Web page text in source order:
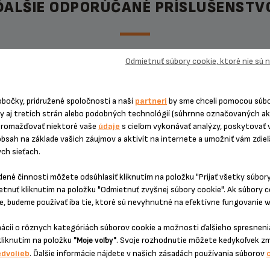
ODPORÚČANÉ
uz viac nieje k dispozícií
Presná suma bez
prekvapení! O 6 mesiacov dlhšia
pridružené spoločnosti a naši partneri by sme chceli pomocou
aj tretích strán alebo podobných technológií (súhrnne označovaných
niektoré vaše údaje s cieľom vykonávať analýzy, poskytovať
na základe vašich záujmov a aktivít na internete a umožniť vám
sieťach.
činnosti môžete odsúhlasiť kliknutím na položku "Prijať všetky
kliknutím na položku "Odmietnuť zvyšnej súbory cookie". Ak súbory
budeme používať iba tie, ktoré sú nevyhnutné na efektívne fungovanie
o rôznych kategóriách súborov cookie a možnosti ďalšieho
na položku "Moje voľby". Svoje rozhodnutie môžete kedykoľvek
. Ďalšie informácie nájdete v našich zásadách používania súborov
Odmietnuť súbory cookie, ktoré nie sú